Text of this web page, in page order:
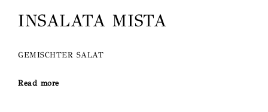
INSALATA MISTA
GEMISCHTER SALAT
Read more